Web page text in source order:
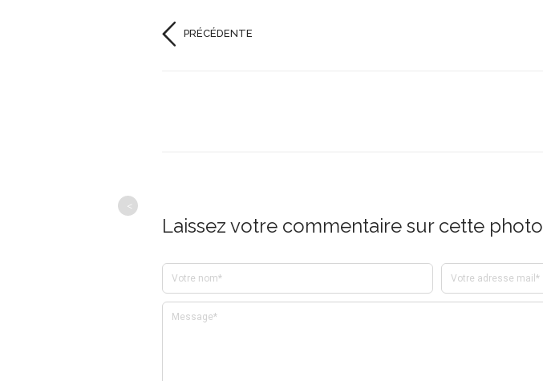
<
PRÉCÉDENTE
Laissez votre commentaire sur cette photo